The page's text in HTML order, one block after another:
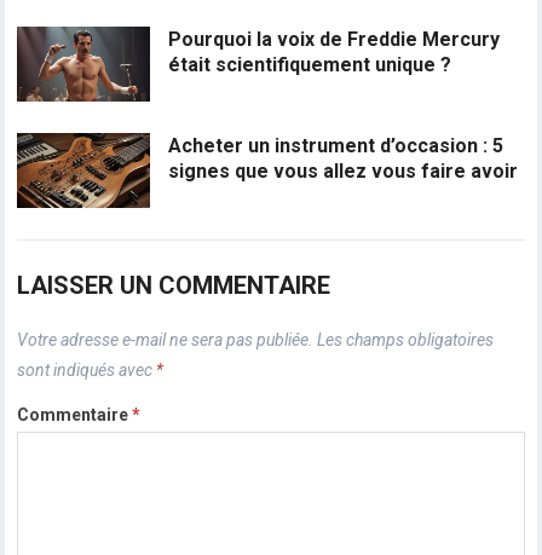
Pourquoi la voix de Freddie Mercury
était scientifiquement unique ?
Acheter un instrument d’occasion : 5
signes que vous allez vous faire avoir
LAISSER UN COMMENTAIRE
Votre adresse e-mail ne sera pas publiée. Les champs obligatoires
sont indiqués avec *
Commentaire*